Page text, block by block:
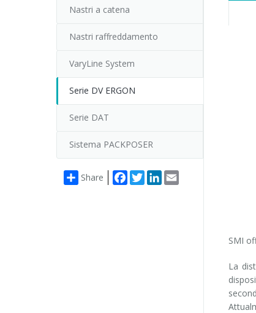
Nastri a catena
Nastri raffreddamento
VaryLine System
Serie DV ERGON
Serie DAT
Sistema PACKPOSER
Share Facebook
TwitterLinkedIn
SMI
La